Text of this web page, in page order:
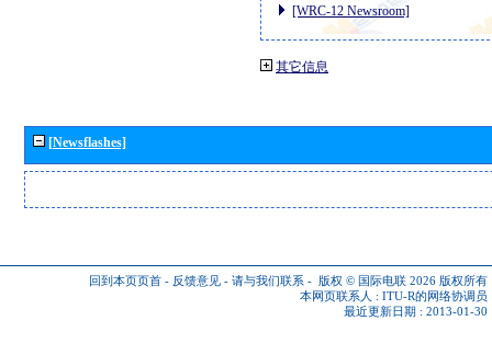
[WRC-12 Newsroom]
其它信息
[Newsflashes]
回到本页页首 - 反馈意见 - 请与我们联系 - 版权 © 国际电联 2026 版权所有
本网页联系人 : ITU-R的网络协调员
最近更新日期 : 2013-01-30